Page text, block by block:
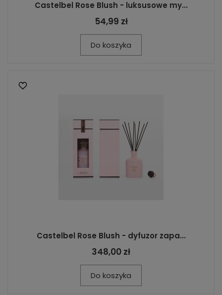
Castelbel Rose Blush - luksusowe my...
54,99 zł
Do koszyka
Castelbel Rose Blush - dyfuzor zapa...
348,00 zł
Do koszyka